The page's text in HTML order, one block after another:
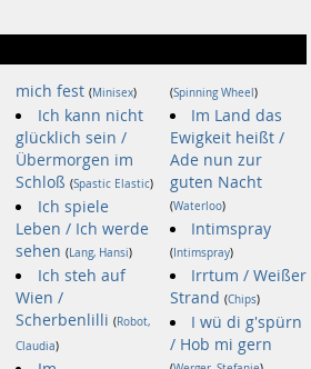
mich fest (Minisex)
Ich kann nicht
glücklich sein /
Übermorgen im
Schloß (Spastic Elastic)
Ich spiele
Leben / Ich werde
sehen (Lang, Hansi)
Ich steh auf
Wien /
Scherbenlilli (Robot,
Claudia)
(Spinning Wheel)
Im Land das
Ewigkeit heißt /
Ade nun zur
guten Nacht
(Waterloo)
Intimspray
(Intimspray)
Irrtum / Weißer
Strand (Chips)
I wü di g'spürn
/ Hob mi gern